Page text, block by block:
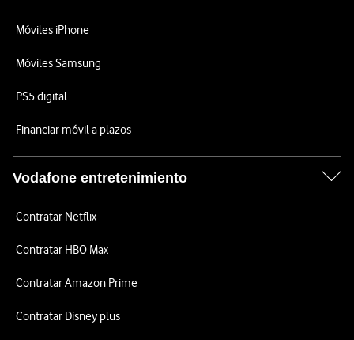
Móviles iPhone
Móviles Samsung
PS5 digital
Financiar móvil a plazos
Vodafone entretenimiento
Contratar Netflix
Contratar HBO Max
Contratar Amazon Prime
Contratar Disney plus